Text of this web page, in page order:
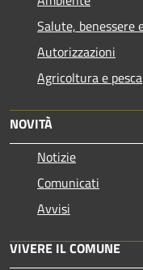
Salute, benessere
Autorizzazioni
Agricoltura e pesca
NOVITÀ
Notizie
Comunicati
Avvisi
VIVERE IL COMUNE